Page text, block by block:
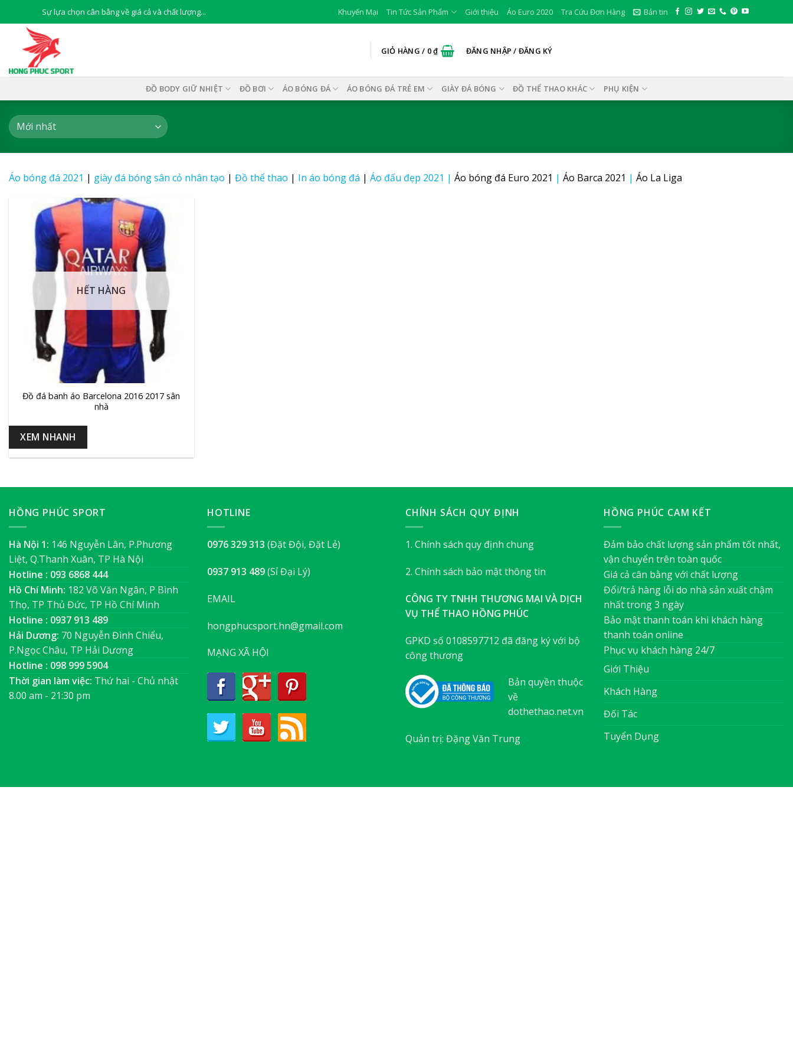
to
content
Sự lựa chọn cân bằng về giá cả và chất lượng... Khuyến Mại Tin Tức Sản Phẩm Giới thiệu Áo Euro 2020 Tra Cứu Đơn Hàng Bản tin
GIỎ HÀNG / 0₫ ĐĂNG NHẬP / ĐĂNG KÝ
ĐỒ BODY GIỮ NHIỆT ĐỒ BƠI ÁO BÓNG ĐÁ ÁO BÓNG ĐÁ TRẺ EM GIÀY ĐÁ BÓNG ĐỒ THỂ THAO KHÁC PHỤ KIỆN
Áo bóng đá 2021 | giày đá bóng sân cỏ nhân tạo | Đồ thể thao | In áo bóng đá | Áo đấu đẹp 2021 | Áo bóng đá Euro 2021 | Áo Barca 2021 | Áo La Liga
HẾT HÀNG
Đồ đá banh áo Barcelona 2016 2017 sân
nhà
XEM NHANH
HỒNG PHÚC SPORT
Hà Nội 1: 146 Nguyễn Lân, P.Phương
Liệt, Q.Thanh Xuân, TP Hà Nội
Hotline : 093 6868 444
Hồ Chí Minh: 182 Võ Văn Ngân, P Bình
Thọ, TP Thủ Đức, TP Hồ Chí Minh
Hotline : 0937 913 489
Hải Dương: 70 Nguyễn Đình Chiểu,
P.Ngọc Châu, TP Hải Dương
Hotline : 098 999 5904
Thời gian làm việc: Thứ hai - Chủ nhật
8.00 am - 21:30 pm
HOTLINE
0976 329 313 (Đặt Đội, Đặt Lẻ)
0937 913 489(Sỉ Đại Lý)
EMAIL
hongphucsport.hn@gmail.com
MẠNG XÃ HỘI
CHÍNH SÁCH QUY ĐỊNH
1. Chính sách quy định chung
2. Chính sách bảo mật thông tin
CÔNG TY TNHH THƯƠNG MẠI VÀ DỊCH
VỤ THỂ THAO HỒNG PHÚC
GPKD số 0108597712 đã đăng ký với bộ
công thương
Bản quyền thuộc
về
dothethao.net.vn
Quản trị: Đặng Văn Trung
HỒNG PHÚC CAM KẾT
Đảm bảo chất lượng sản phẩm tốt nhất,
vận chuyển trên toàn quốc
Giá cả cân bằng với chất lượng
Đổi/trả hàng lỗi do nhà sản xuất chậm
nhất trong 3 ngày
Bảo mật thanh toán khi khách hàng
thanh toán online
Phục vụ khách hàng 24/7
Giới Thiệu
Khách Hàng
Đối Tác
Tuyển Dụng